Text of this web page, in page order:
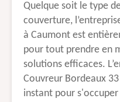
Quelque soit le type
couverture,
à Caumont est
pour tout prendre en
solutions efficaces.
Couvreur Bordeaux
instant pour